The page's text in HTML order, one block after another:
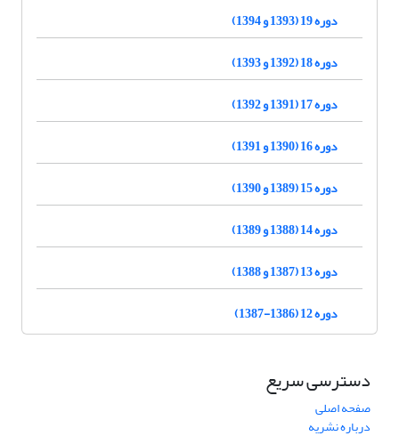
دوره 19 (1393 و 1394)
دوره 18 (1392 و 1393)
دوره 17 (1391 و 1392)
دوره 16 (1390 و 1391)
دوره 15 (1389 و 1390)
دوره 14 (1388 و 1389)
دوره 13 (1387 و 1388)
دوره 12 (1386-1387)
دسترسی سریع
صفحه اصلی
درباره نشریه